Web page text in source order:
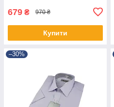
679 ₴ 970 ₴
Купити
–30%